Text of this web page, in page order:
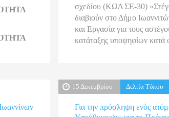
σχεδίου (ΚΩΔ ΣΕ-30)
διαβιούν στο Δήμο
και Εργασία για τους
κατάταξης υποψηφίων κατά
15 Δεκεμβρίου Δελτία Τύπου
Για την πρόσληψη ενός